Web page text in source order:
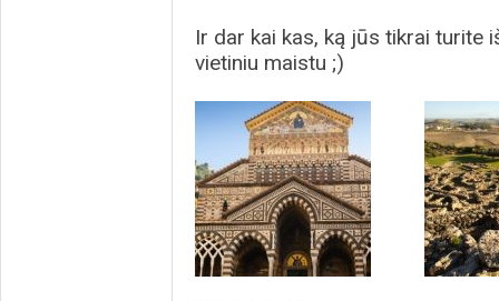
Ir dar kai kas, ką jūs tikrai turite
vietiniu maistu ;)